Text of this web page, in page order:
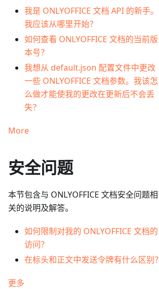
我是 ONLYOFFICE 文档 API 的新手。
我应该从哪里开始？
如何查看 ONLYOFFICE 文档的当前版
本号？
我想从 default.json 配置文件中更改
一些 ONLYOFFICE 文档参数。我该怎
么做才能使我的更改在更新后不会丢
失？
More
安全问题
本节包含与 ONLYOFFICE 文档安全问题相
关的说明及解答。
如何限制对我的 ONLYOFFICE 文档的
访问？
在标头和正文中发送令牌有什么区别？
更多